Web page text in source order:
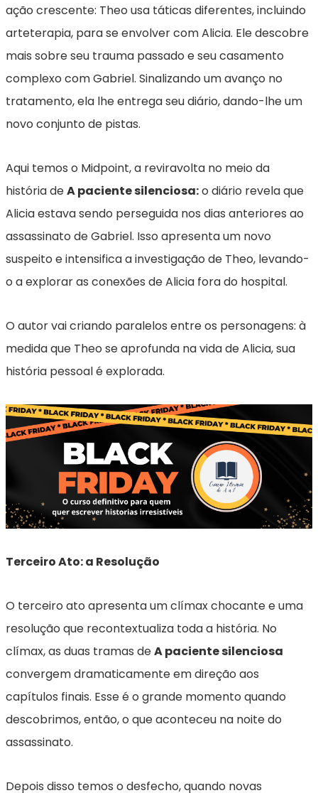
ação crescente: Theo usa táticas diferentes, incluindo
arteterapia, para se envolver com Alicia. Ele descobre
mais sobre seu trauma passado e seu casamento
complexo com Gabriel. Sinalizando um avanço no
tratamento, ela lhe entrega seu diário, dando-lhe um
novo conjunto de pistas.
Aqui temos o Midpoint, a reviravolta no meio da
história deA paciente silenciosa:o diário revela que
Alicia estava sendo perseguida nos dias anteriores ao
assassinato de Gabriel. Isso apresenta um novo
suspeito e intensifica a investigação de Theo, levando-
o a explorar as conexões de Alicia fora do hospital.
O autor vai criando paralelos entre os personagens: à
medida que Theo se aprofunda na vida de Alicia, sua
história pessoal é explorada.
Terceiro Ato: a Resolução
O terceiro ato apresenta um clímax chocante e uma
resolução que recontextualiza toda a história. No
clímax, as duas tramas deA paciente silenciosa
convergem dramaticamente em direção aos
capítulos finais. Esse é o grande momento quando
descobrimos, então, o que aconteceu na noite do
assassinato.
Depois disso temos o desfecho, quando novas